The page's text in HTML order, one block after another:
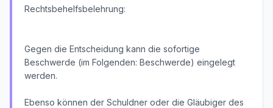
Rechtsbehelfsbelehrung:
Gegen die Entscheidung kann die sofortige
Beschwerde (im Folgenden: Beschwerde) eingelegt
werden.
Ebenso können der Schuldner oder die Gläubiger des